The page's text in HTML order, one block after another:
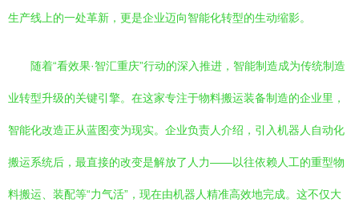
生产线上的一处革新，更是企业迈向智能化转型的生动缩影。
随着“看效果·智汇重庆”行动的深入推进，智能制造成为传统制造
业转型升级的关键引擎。在这家专注于物料搬运装备制造的企业里，
智能化改造正从蓝图变为现实。企业负责人介绍，引入机器人自动化
搬运系统后，最直接的改变是解放了人力——以往依赖人工的重型物
料搬运、装配等“力气活”，现在由机器人精准高效地完成。这不仅大